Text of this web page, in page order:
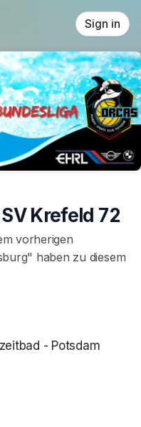
Sign in
Krefeld 72
vorherigen
haben zu diesem
- Potsdam